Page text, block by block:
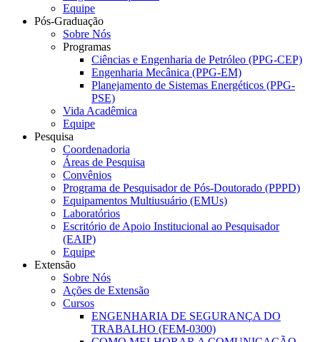
Equipe
Pós-Graduação
Sobre Nós
Programas
Ciências e Engenharia de Petróleo (PPG-CEP)
Engenharia Mecânica (PPG-EM)
Planejamento de Sistemas Energéticos (PPG-
PSE)
Vida Acadêmica
Equipe
Pesquisa
Coordenadoria
Áreas de Pesquisa
Convênios
Programa de Pesquisador de Pós-Doutorado (PPPD)
Equipamentos Multiusuário (EMUs)
Laboratórios
Escritório de Apoio Institucional ao Pesquisador
(EAIP)
Equipe
Extensão
Sobre Nós
Ações de Extensão
Cursos
ENGENHARIA DE SEGURANÇA DO
TRABALHO (FEM-0300)